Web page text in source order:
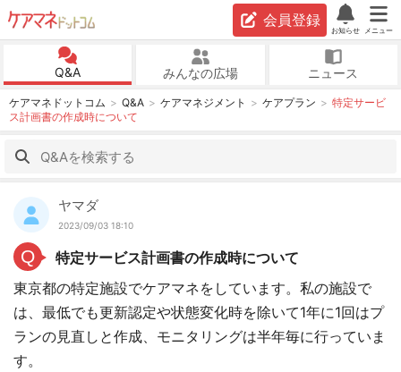
会員登録
お知らせ メニュー
Q&A みんなの広場 ニュース
ケアマネドットコム Q&A ケアマネジメント ケアプラン
特定サービ
ス計画書の作成時について
ヤマダ
2023/09/03 18:10
Q
特定サービス計画書の作成時について
東京都の特定施設でケアマネをしています。私の施設で
は、最低でも更新認定や状態変化時を除いて1年に1回はプ
ランの見直しと作成、モニタリングは半年毎に行っていま
す。